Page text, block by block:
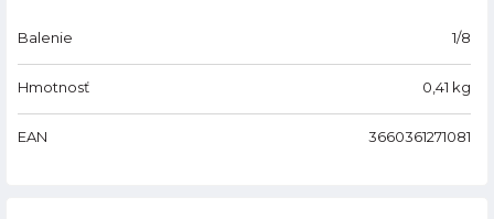
Balenie 1/8
Hmotnosť 0,41 kg
EAN 3660361271081